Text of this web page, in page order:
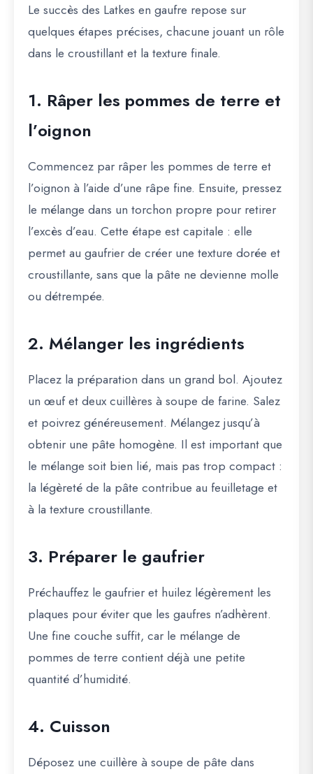
Le succès des Latkes en gaufre repose sur
quelques étapes précises, chacune jouant un rôle
dans le croustillant et la texture finale.
1. Râper les pommes de terre et
l’oignon
Commencez par râper les pommes de terre et
l’oignon à l’aide d’une râpe fine. Ensuite, pressez
le mélange dans un torchon propre pour retirer
l’excès d’eau. Cette étape est capitale : elle
permet au gaufrier de créer une texture dorée et
croustillante, sans que la pâte ne devienne molle
ou détrempée.
2. Mélanger les ingrédients
Placez la préparation dans un grand bol. Ajoutez
un œuf et deux cuillères à soupe de farine. Salez
et poivrez généreusement. Mélangez jusqu’à
obtenir une pâte homogène. Il est important que
le mélange soit bien lié, mais pas trop compact :
la légèreté de la pâte contribue au feuilletage et
à la texture croustillante.
3. Préparer le gaufrier
Préchauffez le gaufrier et huilez légèrement les
plaques pour éviter que les gaufres n’adhèrent.
Une fine couche suffit, car le mélange de
pommes de terre contient déjà une petite
quantité d’humidité.
4. Cuisson
Déposez une cuillère à soupe de pâte dans